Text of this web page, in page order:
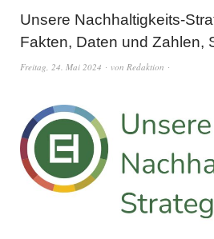
Unsere Nachhaltigkeits-
Fakten, Daten und Zahlen,
Freitag, 24. Mai 2024 von Redaktion